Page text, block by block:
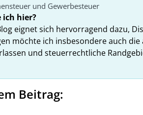
und Gewerbesteuer
ich hier?
eignet sich hervorragend dazu,
möchte ich insbesondere auch
und steuerrechtliche
Beitrag: